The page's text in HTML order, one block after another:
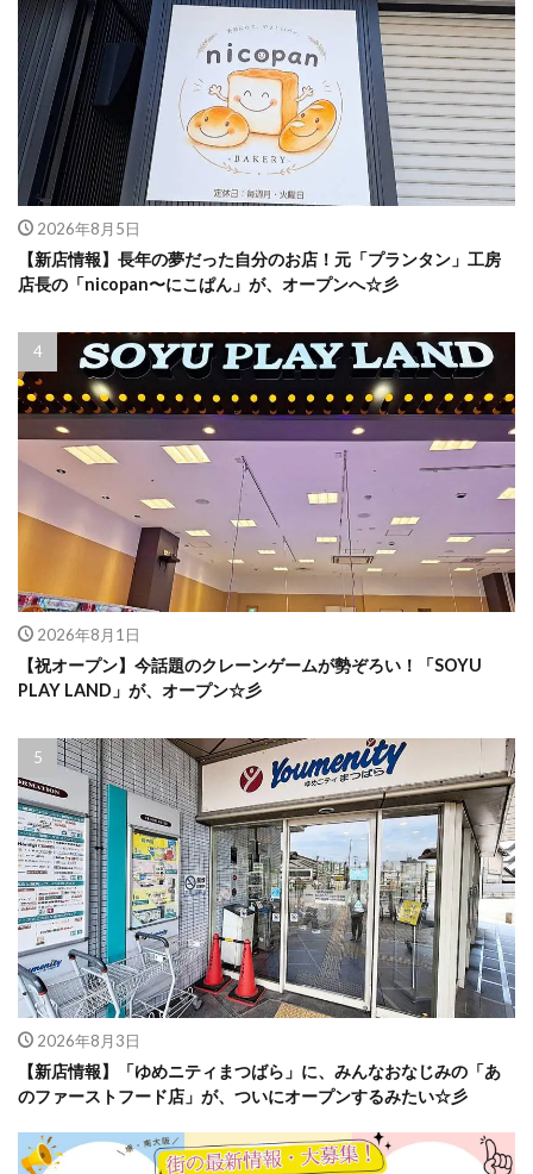
2026年8月5日
【新店情報】長年の夢だった自分のお店！元「プランタン」工房
店長の「nicopan〜にこぱん」が、オープンへ☆彡
2026年8月1日
【祝オープン】今話題のクレーンゲームが勢ぞろい！「SOYU
PLAY LAND」が、オープン☆彡
2026年8月3日
【新店情報】「ゆめニティまつばら」に、みんなおなじみの「あ
のファーストフード店」が、ついにオープンするみたい☆彡